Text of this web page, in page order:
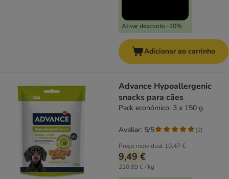
Ativar desconto -10%
Adicionar ao carrinho
Advance Hypoallergenic
snacks para cães
Pack económico: 3 x 150 g
Preço individual 10,47 €
9,49 €
210,89 € / kg
Avaliar: 5/5 (2)